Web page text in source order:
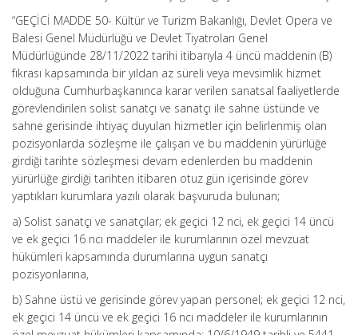
“GEÇİCİ MADDE 50- Kültür ve Turizm Bakanlığı, Devlet Opera ve
Balesi Genel Müdürlüğü ve Devlet Tiyatroları Genel
Müdürlüğünde 28/11/2022 tarihi itibarıyla 4 üncü maddenin (B)
fıkrası kapsamında bir yıldan az süreli veya mevsimlik hizmet
olduğuna Cumhurbaşkanınca karar verilen sanatsal faaliyetlerde
görevlendirilen solist sanatçı ve sanatçı ile sahne üstünde ve
sahne gerisinde ihtiyaç duyulan hizmetler için belirlenmiş olan
pozisyonlarda sözleşme ile çalışan ve bu maddenin yürürlüğe
girdiği tarihte sözleşmesi devam edenlerden bu maddenin
yürürlüğe girdiği tarihten itibaren otuz gün içerisinde görev
yaptıkları kurumlara yazılı olarak başvuruda bulunan;
a) Solist sanatçı ve sanatçılar; ek geçici 12 nci, ek geçici 14 üncü
ve ek geçici 16 ncı maddeler ile kurumlarının özel mevzuat
hükümleri kapsamında durumlarına uygun sanatçı
pozisyonlarına,
b) Sahne üstü ve gerisinde görev yapan personel; ek geçici 12 nci,
ek geçici 14 üncü ve ek geçici 16 ncı maddeler ile kurumlarının